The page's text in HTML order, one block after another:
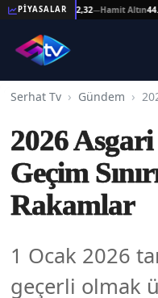
PİYASALAR
Altın44.092,32 —Hamit Altın
Serhat Tv Gündem
2026
Geçim
Rakamlar
1 Ocak 2026
geçerli olmak